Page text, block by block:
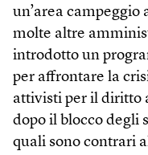
un’area
molte altre
introdotto un
per affrontare la
attivisti per il diritto
dopo il blocco degli
quali sono contrari